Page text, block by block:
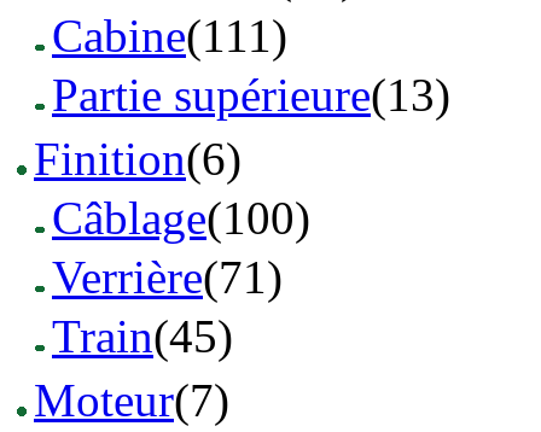
Cabine(111)
Partie supérieure(13)
Finition(6)
Câblage(100)
Verrière(71)
Train(45)
Moteur(7)